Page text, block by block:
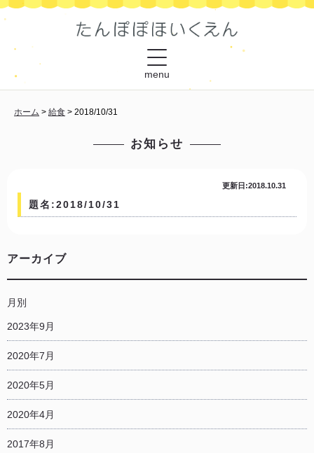
menu
ホーム > 給食 > 2018/10/31
お知らせ
更新日:2018.10.31
題名:2018/10/31
アーカイブ
月別
2023年9月
2020年7月
2020年5月
2020年4月
2017年8月